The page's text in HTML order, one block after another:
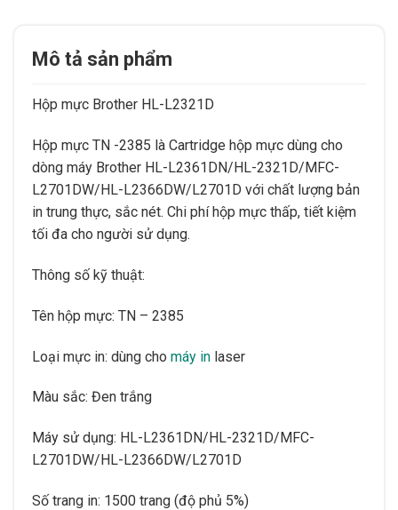
Mô tả sản phẩm
Hộp mực Brother HL-L2321D
Hộp mực TN -2385 là Cartridge hộp mực dùng cho
dòng máy Brother HL-L2361DN/HL-2321D/MFC-
L2701DW/HL-L2366DW/L2701D với chất lượng bản
in trung thực, sắc nét. Chi phí hộp mực thấp, tiết kiệm
tối đa cho người sử dụng.
Thông số kỹ thuật:
Tên hộp mực: TN – 2385
Loại mực in: dùng cho máy in laser
Màu sắc: Đen trắng
Máy sử dụng: HL-L2361DN/HL-2321D/MFC-
L2701DW/HL-L2366DW/L2701D
Số trang in: 1500 trang (độ phủ 5%)